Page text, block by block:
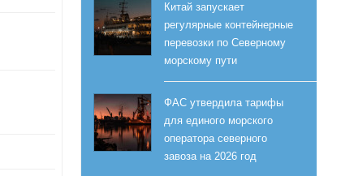
Китай запускает
регулярные контейнерные
перевозки по Северному
морскому пути
ФАС утвердила тарифы
для единого морского
оператора северного
завоза на 2026 год